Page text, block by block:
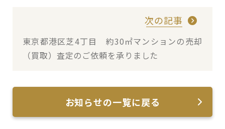
次の記事
東京都港区芝4丁目 約30㎡マンションの売却
（買取）査定のご依頼を承りました
お知らせの一覧に戻る